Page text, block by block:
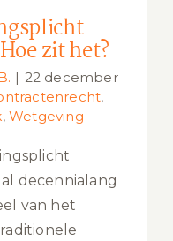
zit het?
| 22 december
,
, Wetgeving
decennialang
van het